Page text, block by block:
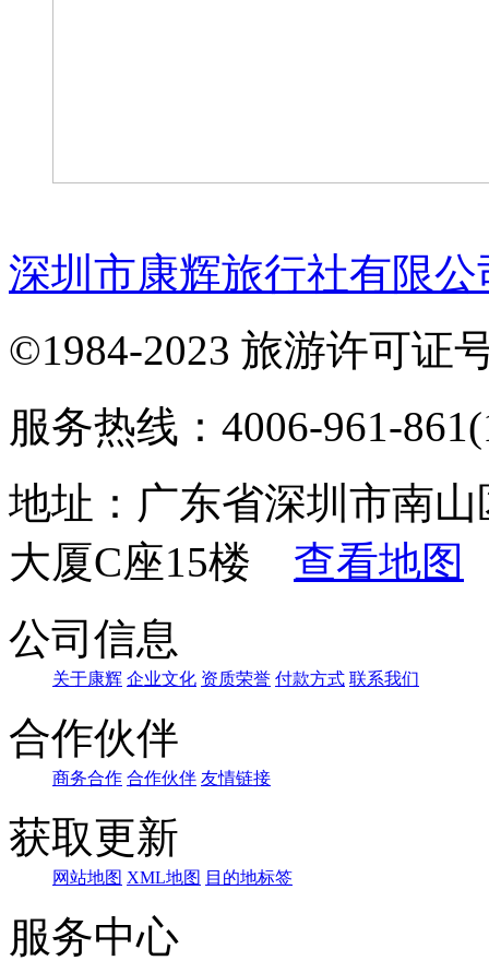
深圳市康辉旅行社有限
©1984-2023 旅游许可证
服务热线：4006-961-
地址：广东省深圳市南
大厦C座15楼 查看地图
公司信息
关于康辉 企业文化 资质荣誉 付款方式 联系我们
合作伙伴
商务合作 合作伙伴 友情链接
获取更新
网站地图 XML地图 目的地标签
服务中心